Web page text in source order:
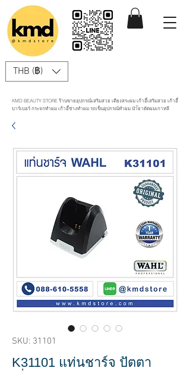
THB (฿)
KMD BEAUTY STORE ร้านขายอุปกรณ์เสริมสวย เตียงสระผม เก้าอี้เสริมสวย เก้าอี้
บาร์เบอร์ กระจกทำผม เก้าอี้ช่างทำผม รถเข็นอุปกรณ์ทำผม นำ้ยาดัดผมเกาหลี
SKU: 31101
K31101 แท่นชาร์จ ปัตตา